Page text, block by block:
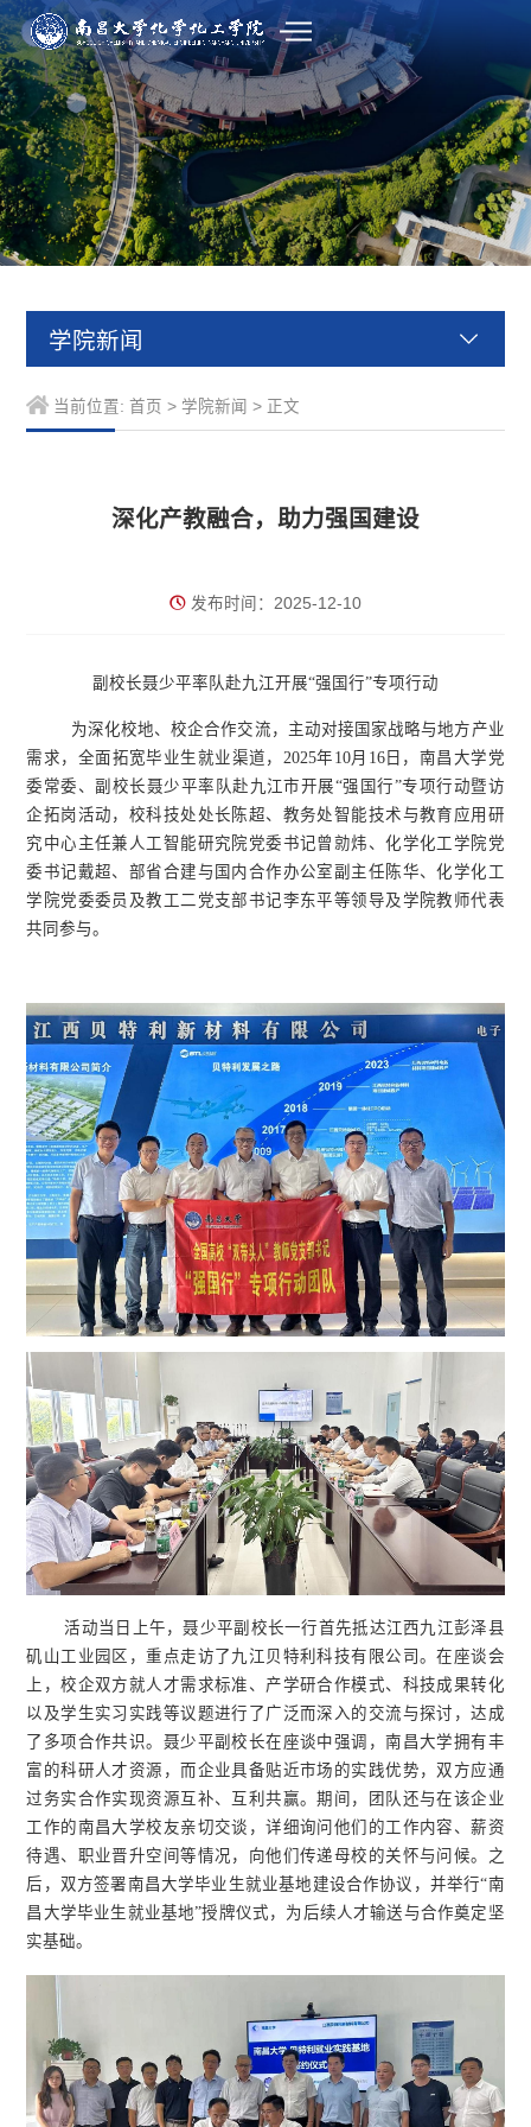
学院新闻
当前位置: 首页 > 学院新闻 > 正文
深化产教融合，助力强国建设
发布时间：2025-12-10
副校长聂少平率队赴九江开展“强国行”专项行动
为深化校地、校企合作交流，主动对接国家战略与地方产业
需求，全面拓宽毕业生就业渠道，2025年10月16日，南昌大学党
委常委、副校长聂少平率队赴九江市开展“强国行”专项行动暨访
企拓岗活动，校科技处处长陈超、教务处智能技术与教育应用研
究中心主任兼人工智能研究院党委书记曾勍炜、化学化工学院党
委书记戴超、部省合建与国内合作办公室副主任陈华、化学化工
学院党委委员及教工二党支部书记李东平等领导及学院教师代表
共同参与。
活动当日上午，聂少平副校长一行首先抵达江西九江彭泽县
矶山工业园区，重点走访了九江贝特利科技有限公司。在座谈会
上，校企双方就人才需求标准、产学研合作模式、科技成果转化
以及学生实习实践等议题进行了广泛而深入的交流与探讨，达成
了多项合作共识。聂少平副校长在座谈中强调，南昌大学拥有丰
富的科研人才资源，而企业具备贴近市场的实践优势，双方应通
过务实合作实现资源互补、互利共赢。期间，团队还与在该企业
工作的南昌大学校友亲切交谈，详细询问他们的工作内容、薪资
待遇、职业晋升空间等情况，向他们传递母校的关怀与问候。之
后，双方签署南昌大学毕业生就业基地建设合作协议，并举行“南
昌大学毕业生就业基地”授牌仪式，为后续人才输送与合作奠定坚
实基础。